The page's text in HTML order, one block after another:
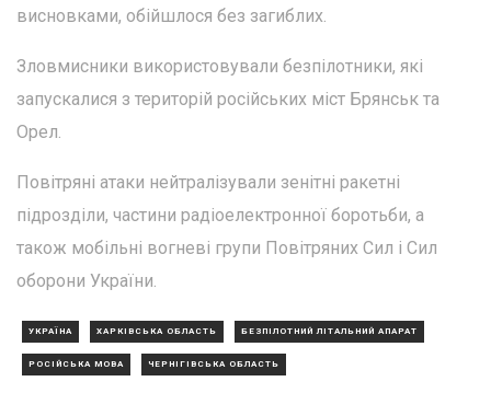
висновками, обійшлося без загиблих.
Зловмисники використовували безпілотники, які
запускалися з територій російських міст Брянськ та
Орел.
Повітряні атаки нейтралізували зенітні ракетні
підрозділи, частини радіоелектронної боротьби, а
також мобільні вогневі групи Повітряних Сил і Сил
оборони України.
УКРАЇНА ХАРКІВСЬКА ОБЛАСТЬ БЕЗПІЛОТНИЙ ЛІТАЛЬНИЙ АПАРАТ
РОСІЙСЬКА МОВА ЧЕРНІГІВСЬКА ОБЛАСТЬ